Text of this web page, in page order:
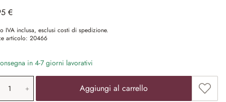
€
IVA inclusa, esclusi costi di spedizione.
articolo:20466
in 4-7 giorni lavorativi
prodotto: inserisci il valore
Aggiungi al carrello